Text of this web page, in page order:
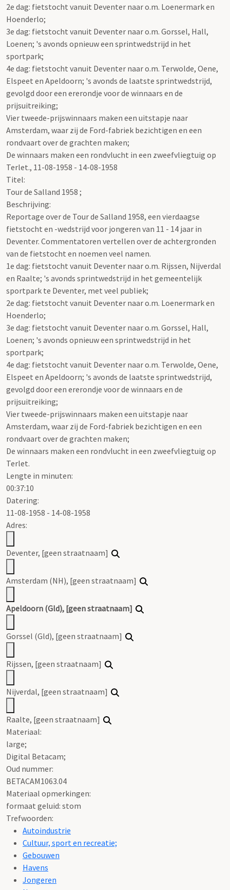
2e dag: fietstocht vanuit Deventer naar o.m. Loenermark en
Hoenderlo;
3e dag: fietstocht vanuit Deventer naar o.m. Gorssel, Hall,
Loenen; 's avonds opnieuw een sprintwedstrijd in het
sportpark;
4e dag: fietstocht vanuit Deventer naar o.m. Terwolde, Oene,
Elspeet en Apeldoorn; 's avonds de laatste sprintwedstrijd,
gevolgd door een ererondje voor de winnaars en de
prijsuitreiking;
Vier tweede-prijswinnaars maken een uitstapje naar
Amsterdam, waar zij de Ford-fabriek bezichtigen en een
rondvaart over de grachten maken;
De winnaars maken een rondvlucht in een zweefvliegtuig op
Terlet., 11-08-1958 - 14-08-1958
Titel:
Tour de Salland 1958 ;
Beschrijving:
Reportage over de Tour de Salland 1958, een vierdaagse
fietstocht en -wedstrijd voor jongeren van 11 - 14 jaar in
Deventer. Commentatoren vertellen over de achtergronden
van de fietstocht en noemen veel namen.
1e dag: fietstocht vanuit Deventer naar o.m. Rijssen, Nijverdal
en Raalte; 's avonds sprintwedstrijd in het gemeentelijk
sportpark te Deventer, met veel publiek;
2e dag: fietstocht vanuit Deventer naar o.m. Loenermark en
Hoenderlo;
3e dag: fietstocht vanuit Deventer naar o.m. Gorssel, Hall,
Loenen; 's avonds opnieuw een sprintwedstrijd in het
sportpark;
4e dag: fietstocht vanuit Deventer naar o.m. Terwolde, Oene,
Elspeet en Apeldoorn; 's avonds de laatste sprintwedstrijd,
gevolgd door een ererondje voor de winnaars en de
prijsuitreiking;
Vier tweede-prijswinnaars maken een uitstapje naar
Amsterdam, waar zij de Ford-fabriek bezichtigen en een
rondvaart over de grachten maken;
De winnaars maken een rondvlucht in een zweefvliegtuig op
Terlet.
Lengte in minuten:
00:37:10
Datering:
11-08-1958 - 14-08-1958
Adres:
Deventer, [geen straatnaam]
Amsterdam (NH), [geen straatnaam]
Apeldoorn (Gld), [geen straatnaam]
Gorssel (Gld), [geen straatnaam]
Rijssen, [geen straatnaam]
Nijverdal, [geen straatnaam]
Raalte, [geen straatnaam]
Materiaal:
large;
Digital Betacam;
Oud nummer:
BETACAM1063.04
Materiaal opmerkingen:
formaat geluid: stom
Trefwoorden:
Autoindustrie
Cultuur, sport en recreatie;
Gebouwen
Havens
Jongeren